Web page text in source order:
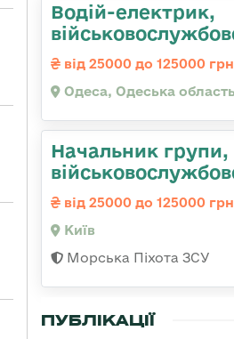
Водій-електрик,
від 25000 до 125000 грн
Одеса, Одеська
Начальник групи,
від 25000 до 125000 грн
Київ
Морська Піхота ЗСУ
ПУБЛІКАЦІЇ